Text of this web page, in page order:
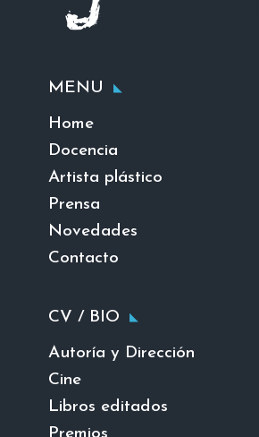
MENU
Home
Docencia
Artista plástico
Prensa
Novedades
Contacto
CV / BIO
Autoría y Dirección
Cine
Libros editados
Premios